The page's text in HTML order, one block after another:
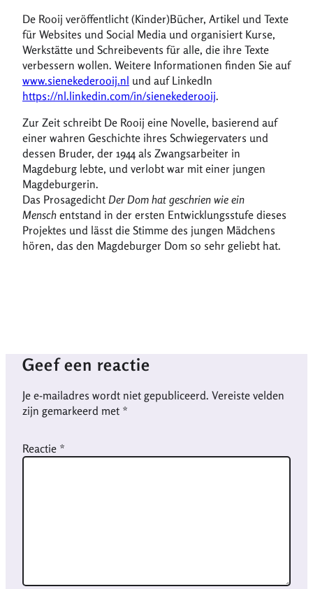
De Rooij veröffentlicht (Kinder)Bücher, Artikel und Texte
für Websites und Social Media und organisiert Kurse,
Werkstätte und Schreibevents für alle, die ihre Texte
verbessern wollen. Weitere Informationen finden Sie auf
www.sienekederooij.nl und auf LinkedIn
https://nl.linkedin.com/in/sienekederooij.
Zur Zeit schreibt De Rooij eine Novelle, basierend auf
einer wahren Geschichte ihres Schwiegervaters und
dessen Bruder, der 1944 als Zwangsarbeiter in
Magdeburg lebte, und verlobt war mit einer jungen
Magdeburgerin.
Das Prosagedicht Der Dom hat geschrien wie ein
Mensch entstand in der ersten Entwicklungsstufe dieses
Projektes und lässt die Stimme des jungen Mädchens
hören, das den Magdeburger Dom so sehr geliebt hat.
Geef een reactie
Je e-mailadres wordt niet gepubliceerd. Vereiste velden
zijn gemarkeerd met *
Reactie *